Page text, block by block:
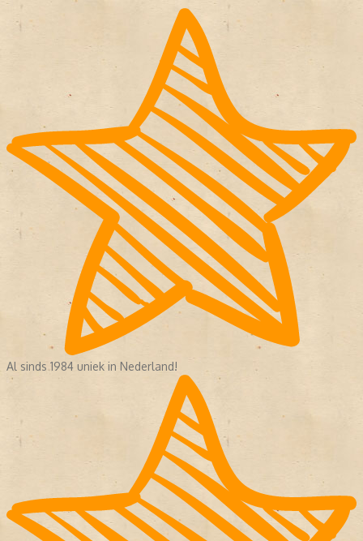
Al sinds 1984 uniek in Nederland!